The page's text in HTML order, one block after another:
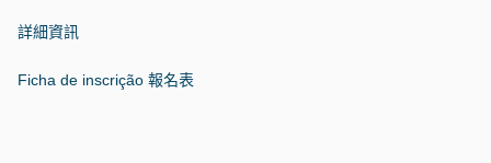
詳細資訊
Ficha de inscrição 報名表